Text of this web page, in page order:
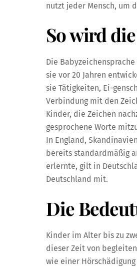
nutzt jeder Mensch, um
So wird
Die
sie vor 20 Jahren
sie Tätigkeiten, Ei-
Verbindung mit den
Kinder, die Zeichen
gesprochene Worte
In England,
bereits standardmäßig
erlernte, gilt in
Deutschland mit.
Die
Kinder im Alter bis zu
dieser Zeit von
wie einer